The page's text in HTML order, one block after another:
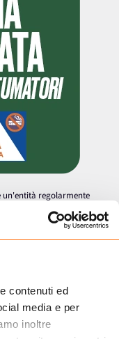
contenuti ed
media e per
inoltre
un'entità regolarmente
la vendita online di